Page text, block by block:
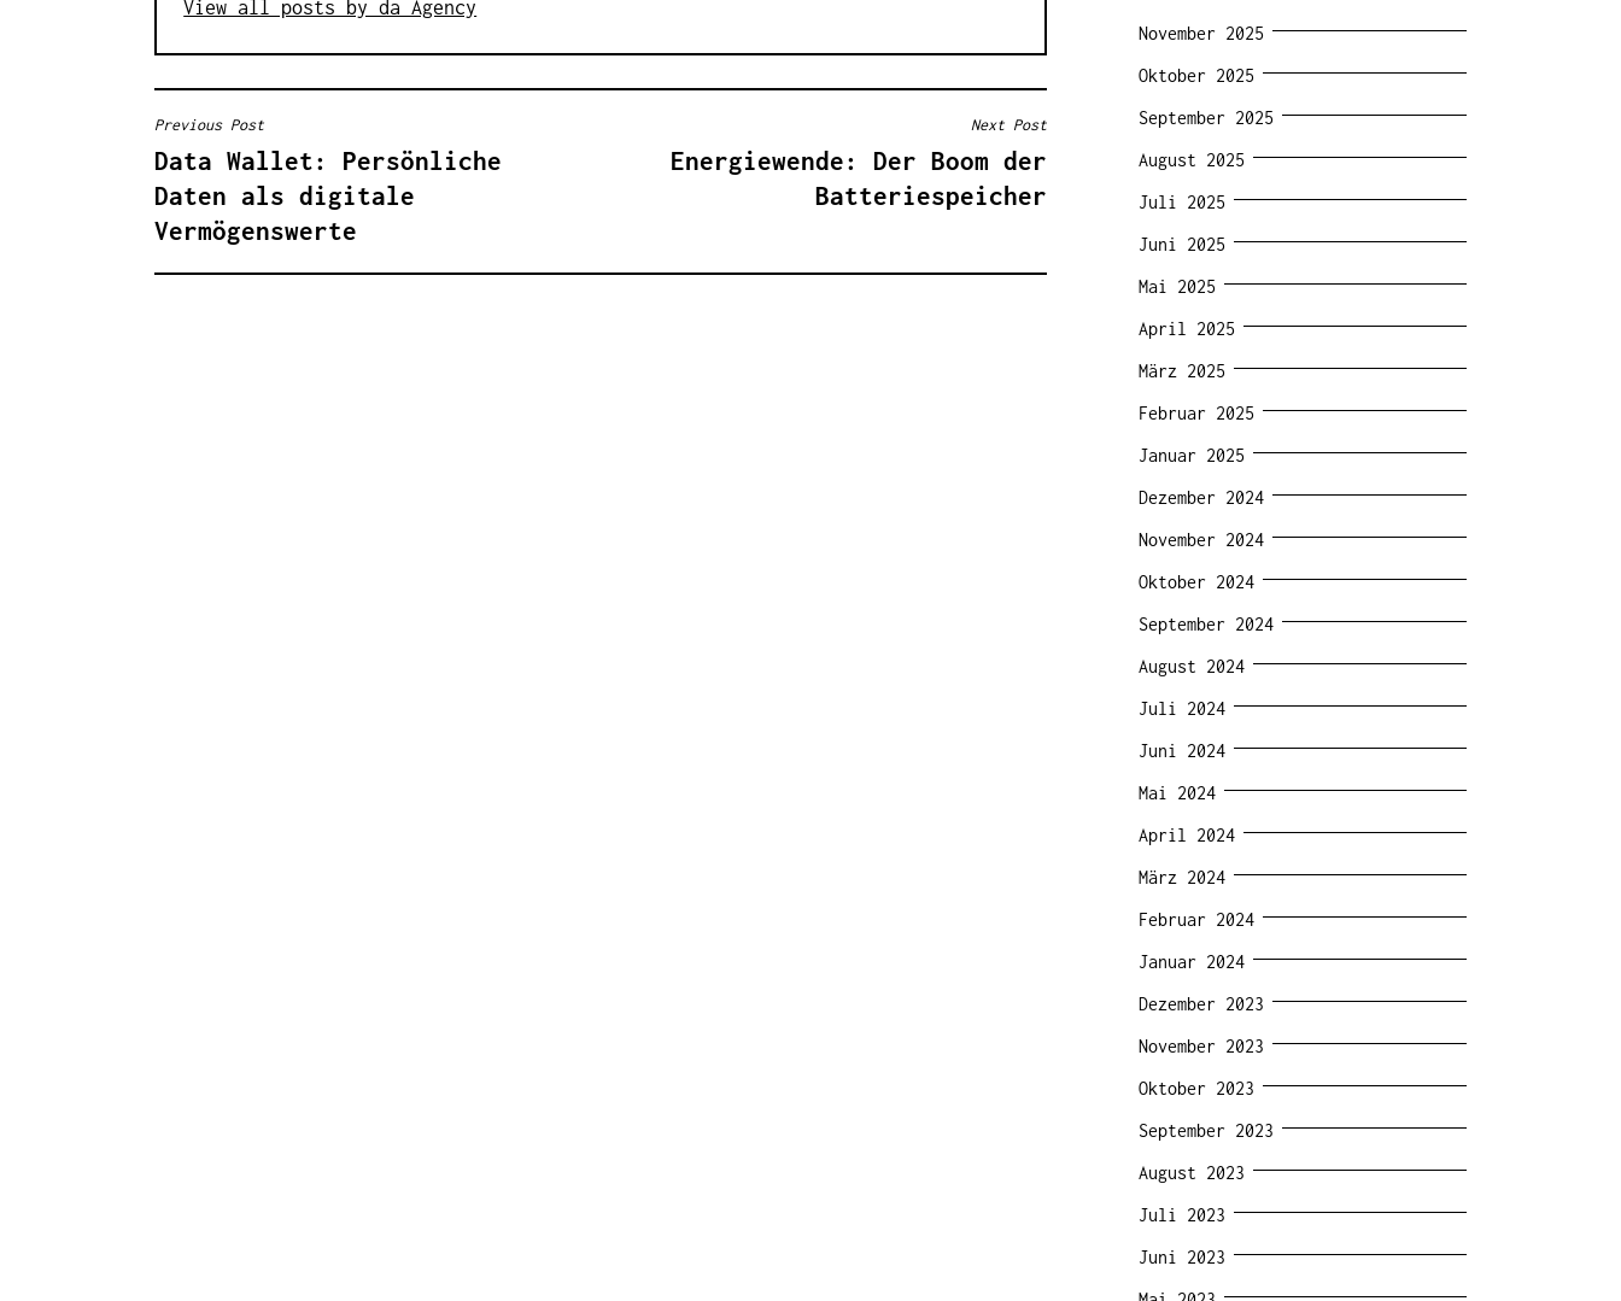
View all posts by da Agency
B
E
I
T
Previous Post
Data Wallet: Persönliche
Daten als digitale
Vermögenswerte
Next Post
Energiewende: Der Boom der
Batteriespeicher
November 2025
Oktober 2025
September 2025
August 2025
Juli 2025
Juni 2025
Mai 2025
April 2025
März 2025
Februar 2025
Januar 2025
Dezember 2024
November 2024
Oktober 2024
September 2024
August 2024
Juli 2024
Juni 2024
Mai 2024
April 2024
März 2024
Februar 2024
Januar 2024
Dezember 2023
November 2023
Oktober 2023
September 2023
August 2023
Juli 2023
Juni 2023